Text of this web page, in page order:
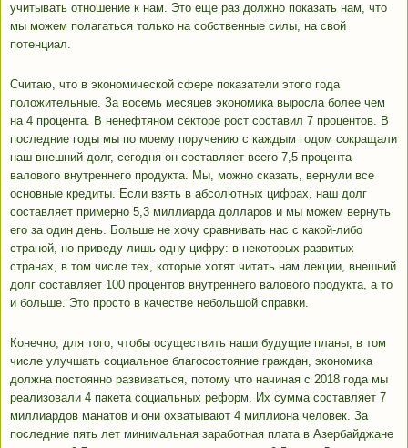
учитывать отношение к нам. Это еще раз должно показать нам, что
мы можем полагаться только на собственные силы, на свой
потенциал.
Считаю, что в экономической сфере показатели этого года
положительные. За восемь месяцев экономика выросла более чем
на 4 процента. В ненефтяном секторе рост составил 7 процентов. В
последние годы мы по моему поручению с каждым годом сокращали
наш внешний долг, сегодня он составляет всего 7,5 процента
валового внутреннего продукта. Мы, можно сказать, вернули все
основные кредиты. Если взять в абсолютных цифрах, наш долг
составляет примерно 5,3 миллиарда долларов и мы можем вернуть
его за один день. Больше не хочу сравнивать нас с какой-либо
страной, но приведу лишь одну цифру: в некоторых развитых
странах, в том числе тех, которые хотят читать нам лекции, внешний
долг составляет 100 процентов внутреннего валового продукта, а то
и больше. Это просто в качестве небольшой справки.
Конечно, для того, чтобы осуществить наши будущие планы, в том
числе улучшать социальное благосостояние граждан, экономика
должна постоянно развиваться, потому что начиная с 2018 года мы
реализовали 4 пакета социальных реформ. Их сумма составляет 7
миллиардов манатов и они охватывают 4 миллиона человек. За
последние пять лет минимальная заработная плата в Азербайджане